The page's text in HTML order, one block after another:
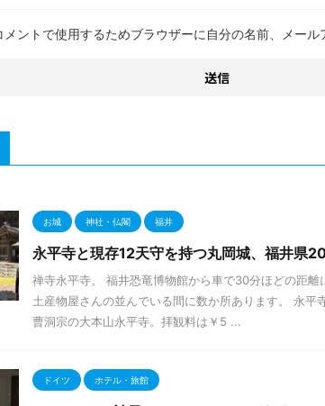
メントで使用するためブラウザーに自分の名前、メール
お城 神社・仏閣 福井
永平寺と現存12天守を持つ丸岡城、福井県
禅寺永平寺。 福井恐竜博物館から車で30分ほどの距
土産物屋さんの並んでいる間に数か所あります。 永平
曹洞宗の大本山永平寺。拝観料は￥5 ...
ドイツ ホテル・旅館